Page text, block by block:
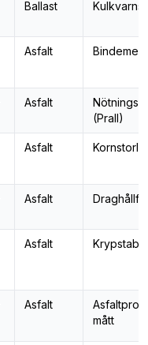
Ballast
Asfalt
Asfalt
(Prall)
Asfalt
Asfalt
Asfalt
Asfalt
mått